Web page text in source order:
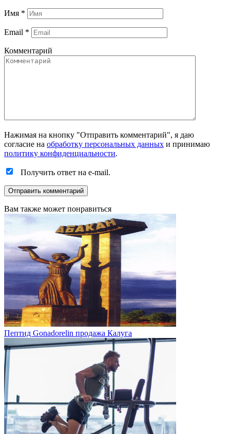
Имя *
Email *
Комментарий
Нажимая на кнопку "Отправить комментарий", я даю
согласие на обработку персональных данных и принимаю
политику конфиденциальности.
Получить ответ на e-mail.
Вам также может понравиться
Пептид Gonadorelin продажа Калуга